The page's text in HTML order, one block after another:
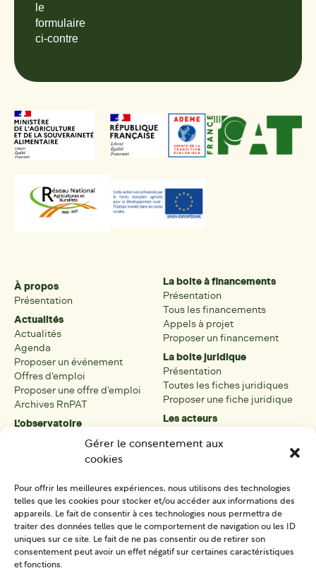
Gérer le consentement aux
cookies
Pour offrir les meilleures expériences, nous utilisons des technologies
telles que les cookies pour stocker et/ou accéder aux informations des
appareils. Le fait de consentir à ces technologies nous permettra de
traiter des données telles que le comportement de navigation ou les ID
uniques sur ce site. Le fait de ne pas consentir ou de retirer son
consentement peut avoir un effet négatif sur certaines caractéristiques
et fonctions.
le
formulaire
ci-contre
À propos
Présentation
Actualités
Actualités
Agenda
Proposer un événement
Offres d’emploi
Proposer une offre d’emploi
Archives RnPAT
L’observatoire
Présentation de l’observatoire
La boîte à outils
Présentation
Tous les outils
Proposer un outil
La boite à financements
Présentation
Tous les financements
Appels à projet
Proposer un financement
La boite juridique
Présentation
Toutes les fiches juridiques
Proposer une fiche juridique
Les acteurs
Tous les acteurs